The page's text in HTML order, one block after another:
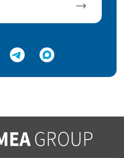
политикой